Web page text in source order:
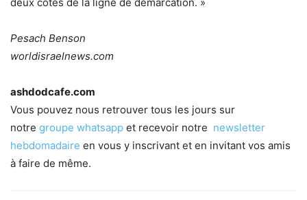
Pesach Benson
worldisraelnews.com
ashdodcafe.com
Vous pouvez nous retrouver tous les jours sur
notre groupe whatsapp et recevoir notre newsletter
hebdomadaire en vous y inscrivant et en invitant vos amis
à faire de même.